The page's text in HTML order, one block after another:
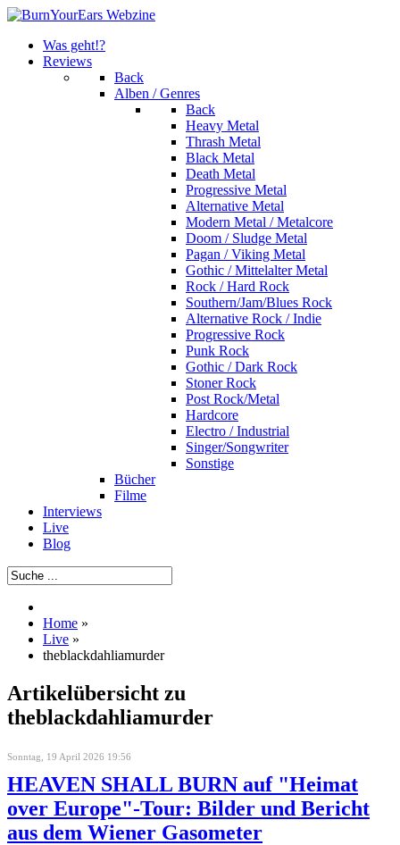
Was geht!?
Reviews
Back
Alben / Genres
Back
Heavy Metal
Thrash Metal
Black Metal
Death Metal
Progressive Metal
Alternative Metal
Modern Metal / Metalcore
Doom / Sludge Metal
Pagan / Viking Metal
Gothic / Mittelalter Metal
Rock / Hard Rock
Southern/Jam/Blues Rock
Alternative Rock / Indie
Progressive Rock
Punk Rock
Gothic / Dark Rock
Stoner Rock
Post Rock/Metal
Hardcore
Electro / Industrial
Singer/Songwriter
Sonstige
Bücher
Filme
Interviews
Live
Blog
Home »
Live »
theblackdahliamurder
Artikelübersicht zu
theblackdahliamurder
Sonntag, 19 April 2026 19:56
HEAVEN SHALL BURN auf "Heimat
over Europe"-Tour: Bilder und Bericht
aus dem Wiener Gasometer